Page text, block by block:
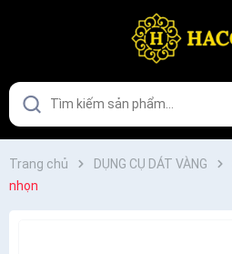
Trang chủ DỤNG CỤ DÁT VÀNG
nhọn